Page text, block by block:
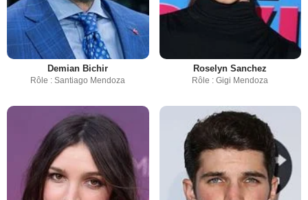
Demian Bichir
Rôle : Santiago Mendoza
Roselyn Sanchez
Rôle : Gigi Mendoza